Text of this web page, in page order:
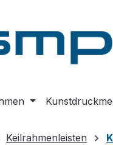
springen
Keilrahmenleisten